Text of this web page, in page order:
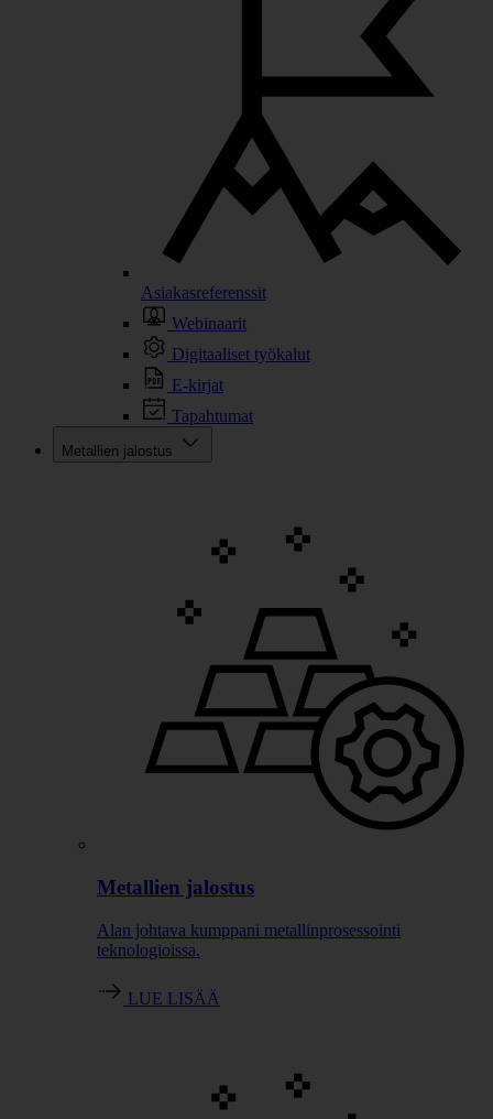
Asiakasreferenssit
Webinaarit
Digitaaliset työkalut
E-kirjat
Tapahtumat
Metallien jalostus
Metallien jalostus
Alan johtava kumppani metallinprosessointi
teknologioissa.
LUE LISÄÄ